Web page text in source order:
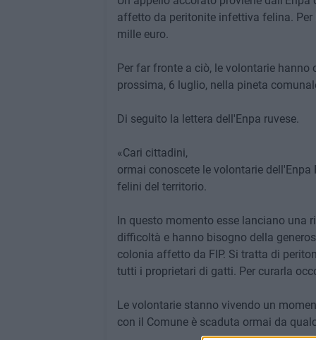
affetto da peritonite infettiva felina.
mille euro.
Per far fronte a ciò, le volontarie
prossima, 6 luglio, nella pineta
Di seguito la lettera dell'Enpa ruvese.
«Cari cittadini,
ormai conoscete le volontarie
felini del territorio.
In questo momento esse lanciano una
difficoltà e hanno bisogno della
colonia affetto da FIP. Si tratta di
tutti i proprietari di gatti. Per curarla
Le volontarie stanno vivendo un
con il Comune è scaduta ormai da